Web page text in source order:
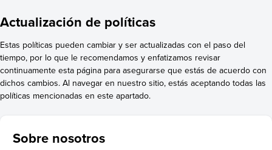
Actualización de políticas
Estas políticas pueden cambiar y ser actualizadas con el paso del
tiempo, por lo que le recomendamos y enfatizamos revisar
continuamente esta página para asegurarse que estás de acuerdo con
dichos cambios. Al navegar en nuestro sitio, estás aceptando todas las
políticas mencionadas en este apartado.
Sobre nosotros